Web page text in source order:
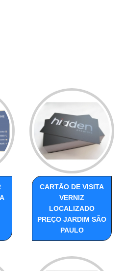
CARTÃO DE VISITA
VERNIZ
LOCALIZADO
PREÇO JARDIM SÃO
PAULO